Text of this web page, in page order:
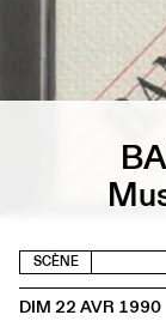
/
SCÈNE
DIM 22 AVR 1990